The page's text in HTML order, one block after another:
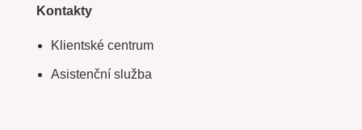
Kontakty
Klientské centrum
Asistenční služba